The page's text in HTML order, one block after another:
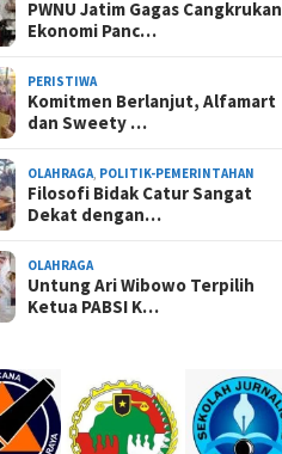
PWNU Jatim Gagas Cangkrukan
Ekonomi Panc…
PERISTIWA
Komitmen Berlanjut, Alfamart
dan Sweety …
OLAHRAGA, POLITIK-PEMERINTAHAN
Filosofi Bidak Catur Sangat
Dekat dengan…
OLAHRAGA
Untung Ari Wibowo Terpilih
Ketua PABSI K…